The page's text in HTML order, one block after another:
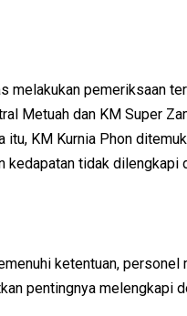
melakukan pemeriksaan
Metuah dan KM Super
itu, KM Kurnia Phon
kedapatan tidak dilengkapi
ketentuan,
pentingnya melengkapi